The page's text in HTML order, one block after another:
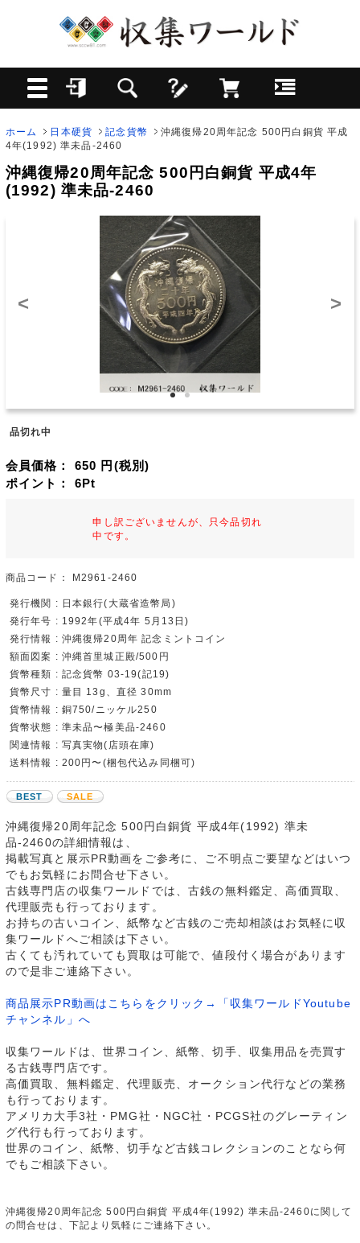
ホーム 日本硬貨 記念貨幣
沖縄復帰20周年記念 500円白銅貨 平成
4年(1992) 準未品-2460
沖縄復帰20周年記念 500円白銅貨 平成4年
(1992) 準未品-2460
< >
品切れ中
会員価格： 650 円(税別)
ポイント： 6Pt
申し訳ございませんが、只今品切れ
中です。
商品コード： M2961-2460
発行機関 : 日本銀行(大蔵省造幣局)
発行年号 : 1992年(平成4年 5月13日)
発行情報 : 沖縄復帰20周年 記念ミントコイン
額面図案 : 沖縄首里城正殿/500円
貨幣種類 : 記念貨幣 03-19(記19)
貨幣尺寸 : 量目 13g、直径 30mm
貨幣情報 : 銅750/ニッケル250
貨幣状態 : 準未品〜極美品-2460
関連情報 : 写真実物(店頭在庫)
送料情報 : 200円〜(梱包代込み同梱可)
BEST SALE
沖縄復帰20周年記念 500円白銅貨 平成4年(1992) 準未
品-2460の詳細情報は、
掲載写真と展示PR動画をご参考に、ご不明点ご要望などはいつ
でもお気軽にお問合せ下さい。
古銭専門店の収集ワールドでは、古銭の無料鑑定、高価買取、
代理販売も行っております。
お持ちの古いコイン、紙幣など古銭のご売却相談はお気軽に収
集ワールドへご相談は下さい。
古くても汚れていても買取は可能で、値段付く場合があります
ので是非ご連絡下さい。
商品展示PR動画はこちらをクリック→「収集ワールドYoutube
チャンネル」へ
収集ワールドは、世界コイン、紙幣、切手、収集用品を売買す
る古銭専門店です。
高価買取、無料鑑定、代理販売、オークション代行などの業務
も行っております。
アメリカ大手3社・PMG社・NGC社・PCGS社のグレーティン
グ代行も行っております。
世界のコイン、紙幣、切手など古銭コレクションのことなら何
でもご相談下さい。
沖縄復帰20周年記念 500円白銅貨 平成4年(1992) 準未品-2460に関して
の問合せは、下記より気軽にご連絡下さい。